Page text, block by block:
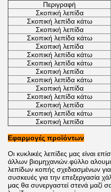
Περιγραφή
Σκοπική λεπίδα
Σκοπική λεπίδα κάτω
Σκοπική λεπίδα
Σκοπική λεπίδα κάτω
Σκοπική λεπίδα
Σκοπική λεπίδα κάτω
Σκοπική λεπίδα κάτω
Σκοπική λεπίδα
Σκοπική λεπίδα κάτω
Σκοπική λεπίδα
Σκοπική λεπίδα κάτω
Σκοπική λεπίδα
Σκοπική λεπίδα κάτω
Σκοπική λεπίδα
Εφαρμογές προϊόντων
Οι κυκλικές λεπίδες μας είναι
άλλων βιομηχανιών.φύλλο
λεπίδων κοπής σχεδιασμένων
συσκευές για την επεξεργασία
μας θα συνεργαστεί στενά μαζί